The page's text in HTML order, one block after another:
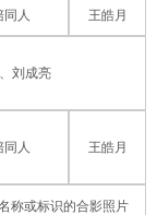
人 王皓月
刘成亮
人 王皓月
称或标识的合影照片